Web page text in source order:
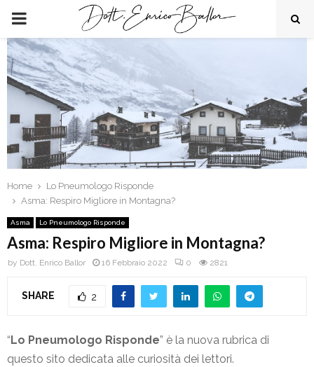
PRIMARY
MENU
Home
Lo Pneumologo Risponde
Asma: Respiro Migliore in Montagna?
Asma Lo Pneumologo Risponde
Asma: Respiro Migliore in Montagna?
by Dott. Enrico Ballor 16 Febbraio 2022 0 2821
SHARE 2
“ Lo Pneumologo Risponde” è la nuova rubrica di
questo sito dedicata alle curiosità dei lettori.